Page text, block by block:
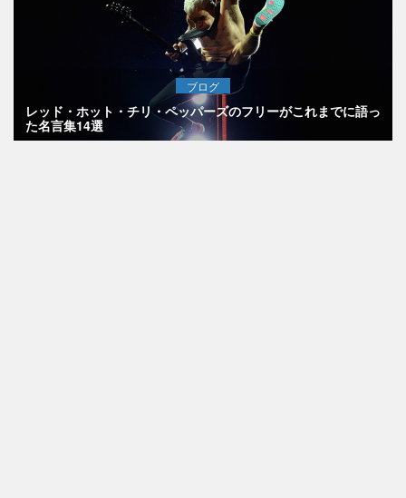
ブログ
レッド・ホット・チリ・ペッパーズのフリーがこれまでに語っ
た名言集14選